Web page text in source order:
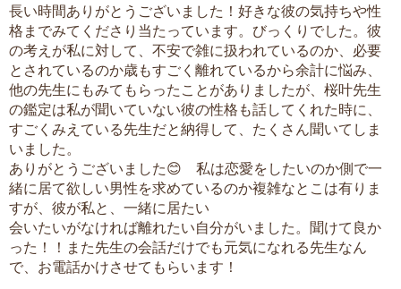
長い時間ありがとうございました！好きな彼の気持ちや性
格までみてくださり当たっています。びっくりでした。彼
の考えが私に対して、不安で雑に扱われているのか、必要
とされているのか歳もすごく離れているから余計に悩み、
他の先生にもみてもらったことがありましたが、桜叶先生
の鑑定は私が聞いていない彼の性格も話してくれた時に、
すごくみえている先生だと納得して、たくさん聞いてしま
いました。
ありがとうございました😊 私は恋愛をしたいのか側で一
緒に居て欲しい男性を求めているのか複雑なとこは有りま
すが、彼が私と、一緒に居たい
会いたいがなければ離れたい自分がいました。聞けて良か
った！！また先生の会話だけでも元気になれる先生なん
で、お電話かけさせてもらいます！